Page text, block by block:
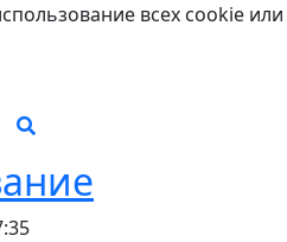
всех cookie или